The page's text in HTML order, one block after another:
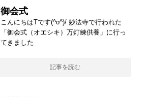
御会式
こんにちはTです(^o^)/ 妙法寺で行われた
「御会式（オエシキ）万灯練供養」に行っ
てきました
記事を読む